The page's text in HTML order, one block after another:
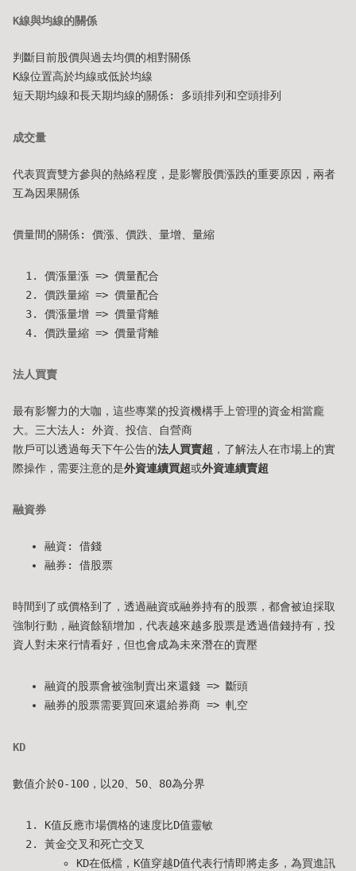
K線與均線的關係
判斷目前股價與過去均價的相對關係
K線位置高於均線或低於均線
短天期均線和長天期均線的關係: 多頭排列和空頭排列
成交量
代表買賣雙方參與的熱絡程度，是影響股價漲跌的重要原因，兩者
互為因果關係
價量間的關係: 價漲、價跌、量增、量縮
價漲量漲 => 價量配合
價跌量縮 => 價量配合
價漲量增 => 價量背離
價跌量縮 => 價量背離
法人買賣
最有影響力的大咖，這些專業的投資機構手上管理的資金相當龐
大。三大法人: 外資、投信、自營商
散戶可以透過每天下午公告的法人買賣超 ，了解法人在市場上的實
際操作，需要注意的是外資連續買超或外資連續賣超
融資券
融資: 借錢
融券: 借股票
時間到了或價格到了，透過融資或融券持有的股票，都會被迫採取
強制行動，融資餘額增加，代表越來越多股票是透過借錢持有，投
資人對未來行情看好，但也會成為未來潛在的賣壓
融資的股票會被強制賣出來還錢 => 斷頭
融券的股票需要買回來還給券商 => 軋空
KD
數值介於0-100，以20、50、80為分界
K值反應市場價格的速度比D值靈敏
黃金交叉和死亡交叉
KD在低檔，K值穿越D值代表行情即將走多，為買進訊